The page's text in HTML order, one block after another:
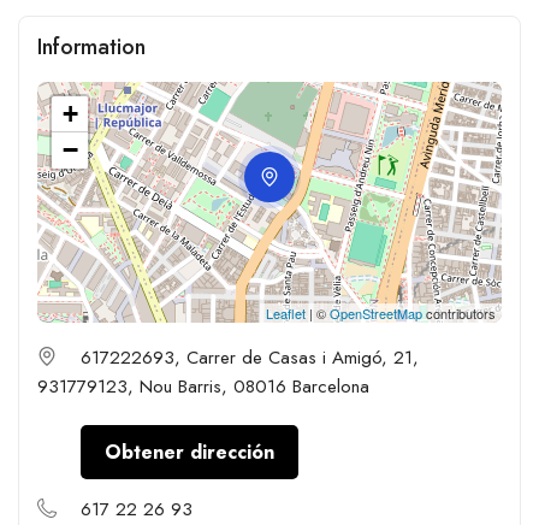
Information
+
−
Leaflet | ©OpenStreetMapcontributors
617222693, Carrer de Casas i Amigó, 21,
931779123, Nou Barris, 08016 Barcelona
Obtener dirección
617 22 26 93